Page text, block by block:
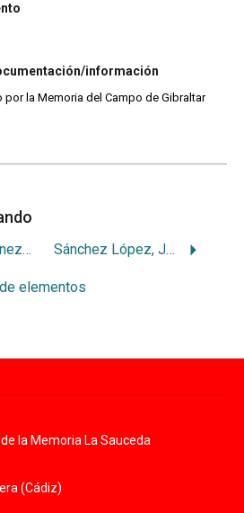
información
la Memoria del Campo de Gibraltar
Sánchez Jiménez, Diego Sánchez López, Juan
elementos
la Memoria La Sauceda
(Cádiz)